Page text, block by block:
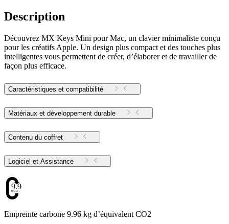
Description
Découvrez MX Keys Mini pour Mac, un clavier minimaliste conçu
pour les créatifs Apple. Un design plus compact et des touches plus
intelligentes vous permettent de créer, d’élaborer et de travailler de
façon plus efficace.
Caractéristiques et compatibilité
Matériaux et développement durable
Contenu du coffret
Logiciel et Assistance
9.96
Empreinte carbone 9.96 kg d’équivalent CO2